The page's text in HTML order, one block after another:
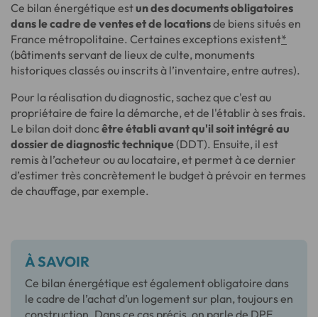
Ce bilan énergétique estun des documents obligatoires
dans le cadre de ventes et de locationsde biens situés en
France métropolitaine. Certaines exceptions existent*
(bâtiments servant de lieux de culte, monuments
historiques classés ou inscrits à l’inventaire, entre autres).
Pour la réalisation du diagnostic, sachez que c'est au
propriétaire de faire la démarche, et de l'établir à ses frais.
Le bilan doit donc être établi avant qu'il soit intégré au
dossier de diagnostic technique(DDT). Ensuite, il est
remis à l’acheteur ou au locataire, et permet à ce dernier
d’estimer très concrètement le budget à prévoir en termes
de chauffage, par exemple.
À SAVOIR
Ce bilan énergétique est également obligatoire dans
le cadre de l’achat d’un logement sur plan, toujours en
construction. Dans ce cas précis, on parle de DPE